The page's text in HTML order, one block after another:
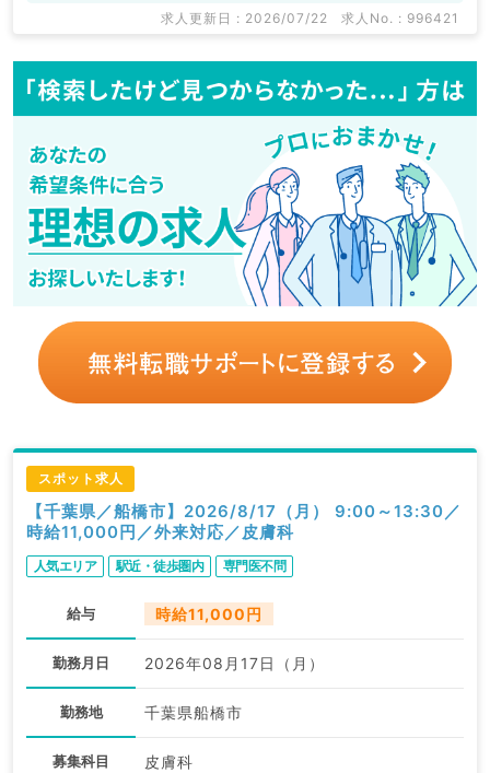
求人更新日 : 2026/07/22 求人No. : 996421
スポット求人
【千葉県／船橋市】2026/8/17（月） 9:00～13:30／
時給11,000円／外来対応／皮膚科
人気エリア 駅近・徒歩圏内 専門医不問
給与 時給11,000円
勤務月日 2026年08月17日（月）
勤務地 千葉県船橋市
募集科目 皮膚科